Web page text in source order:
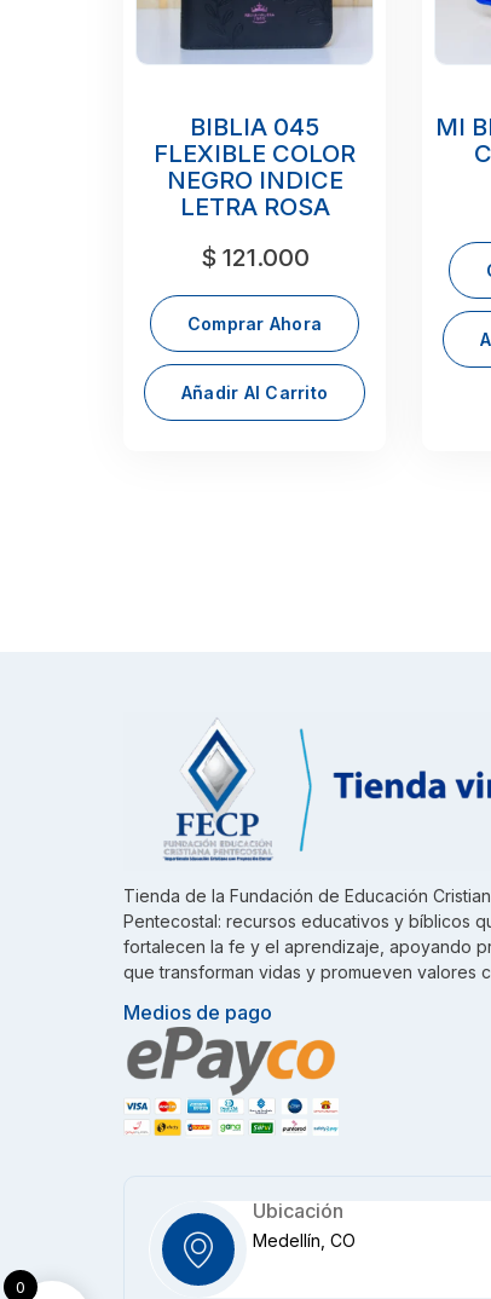
BIBLIA 045
FLEXIBLE COLOR
NEGRO INDICE
LETRA ROSA
$ 121.000
Comprar Ahora
Añadir Al Carrito
MI
Tienda de la Fundación de Educación
Pentecostal: recursos educativos y bíblicos
fortalecen la fe y el aprendizaje, apoyando
que transforman vidas y promueven valores
Medios de pago
Ubicación
Medellín, CO
0